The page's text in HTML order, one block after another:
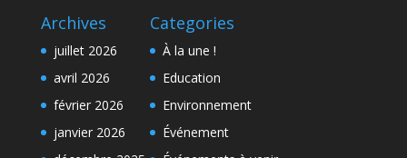
Archives
juillet 2026
avril 2026
février 2026
janvier 2026
Categories
À la une !
Education
Environnement
Événement